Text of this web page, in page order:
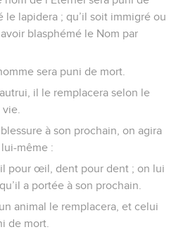
écoulées depuis la
restantes à l’acquéreur ;
de sa propriété.
l’acquéreur jusqu’à l’année du
sera rendue et il en reprendra
d’habitation située dans
son droit de rachat durera
jour de la vente, et sera limité à
au terme d’une année
acquise à l’acquéreur et à